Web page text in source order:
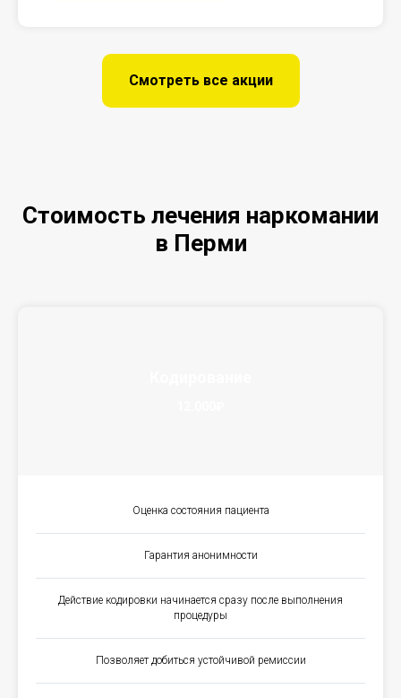
Смотреть все акции
Стоимость лечения наркомании
в Перми
Оценка состояния пациента
Гарантия анонимности
Действие кодировки начинается сразу после выполнения
процедуры
Позволяет добиться устойчивой ремиссии